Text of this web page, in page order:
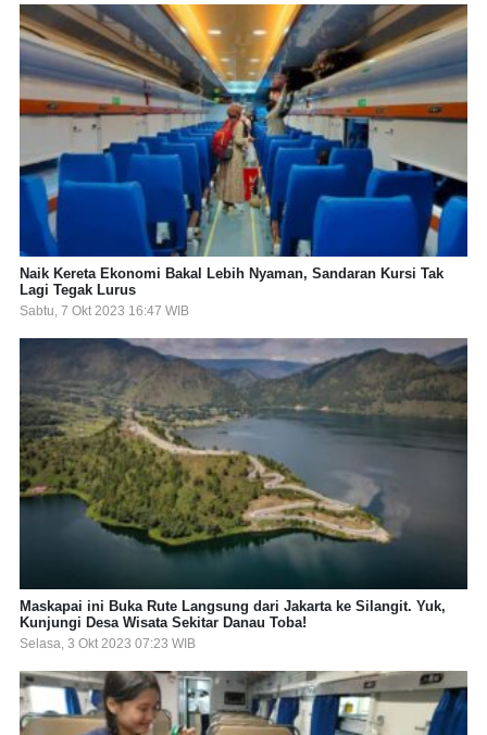
Naik Kereta Ekonomi Bakal Lebih Nyaman, Sandaran Kursi Tak
Lagi Tegak Lurus
Sabtu, 7 Okt 2023 16:47 WIB
Maskapai ini Buka Rute Langsung dari Jakarta ke Silangit. Yuk,
Kunjungi Desa Wisata Sekitar Danau Toba!
Selasa, 3 Okt 2023 07:23 WIB